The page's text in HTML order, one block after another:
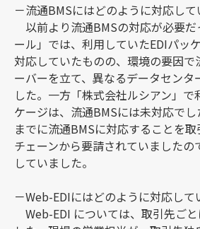
－流通BMSにはどのように対応して
以前より流通BMSの対応が必要だ
ール」では、利用していたEDIパッ
対応していたものの、環境の要因
ーバーを立て、異なるデータセンタ
した。一方「株式会社ルシアン」で
ケージは、流通BMSには未対応で
までに流通BMSに対応することを
チェーンから要請されていましたの
していました。
－Web-EDIにはどのように対応して
Web-EDI については、取引先ご